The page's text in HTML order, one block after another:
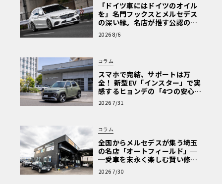
「ドイツ車にはドイツのオイル
を」名門フックスとメルセデス
の深い縁。名店が推す公認の安
心と、Cクラスで味わうシルキー
な走り〈PR〉
2026 8/6
コラム
スマホで完結、サポートは万
全！ 新型EV「インスター」で実
感するヒョンデの「4つの安心」
【第1回・ヒョンデ6つの疑問：
Why? Hyundai?】〈PR〉
2026 7/31
コラム
全国からメルセデスが集う埼玉
の名店「オートフィールド」─
─愛車を末永く楽しむ賢い修理
術と、プロがフックス製オイル
を選ぶ理由〈PR〉
2026 7/30